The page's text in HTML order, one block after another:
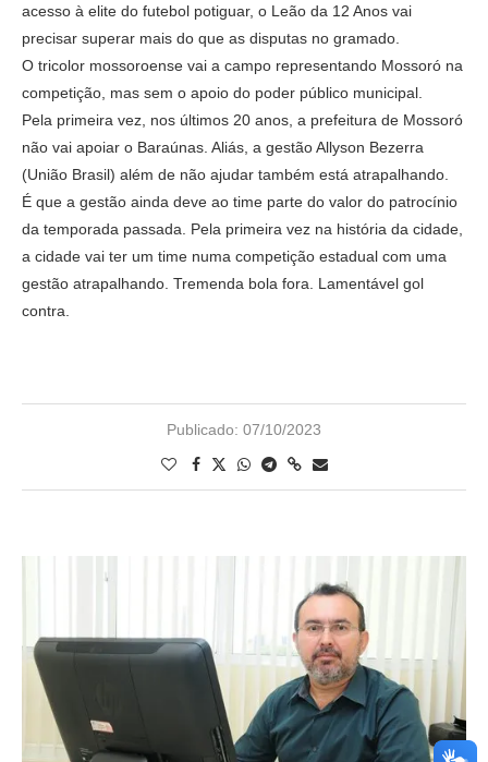
acesso à elite do futebol potiguar, o Leão da 12 Anos vai
precisar superar mais do que as disputas no gramado.
O tricolor mossoroense vai a campo representando Mossoró na
competição, mas sem o apoio do poder público municipal.
Pela primeira vez, nos últimos 20 anos, a prefeitura de Mossoró
não vai apoiar o Baraúnas. Aliás, a gestão Allyson Bezerra
(União Brasil) além de não ajudar também está atrapalhando.
É que a gestão ainda deve ao time parte do valor do patrocínio
da temporada passada. Pela primeira vez na história da cidade,
a cidade vai ter um time numa competição estadual com uma
gestão atrapalhando. Tremenda bola fora. Lamentável gol
contra.
Publicado: 07/10/2023